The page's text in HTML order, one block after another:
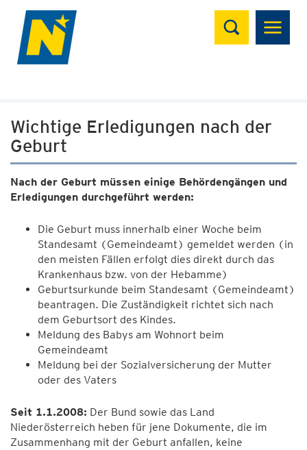
Suchen
Wichtige Erledigungen nach der
Geburt
Nach der Geburt müssen einige Behördengängen und
Erledigungen durchgeführt werden:
Die Geburt muss innerhalb einer Woche beim
Standesamt (Gemeindeamt) gemeldet werden (in
den meisten Fällen erfolgt dies direkt durch das
Krankenhaus bzw. von der Hebamme)
Geburtsurkunde beim Standesamt (Gemeindeamt)
beantragen. Die Zuständigkeit richtet sich nach
dem Geburtsort des Kindes.
Meldung des Babys am Wohnort beim
Gemeindeamt
Meldung bei der Sozialversicherung der Mutter
oder des Vaters
Seit 1.1.2008: Der Bund sowie das Land
Niederösterreich heben für jene Dokumente, die im
Zusammenhang mit der Geburt anfallen, keine